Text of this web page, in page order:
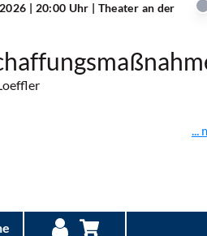
| 20:00 Uhr | Theater an der
...